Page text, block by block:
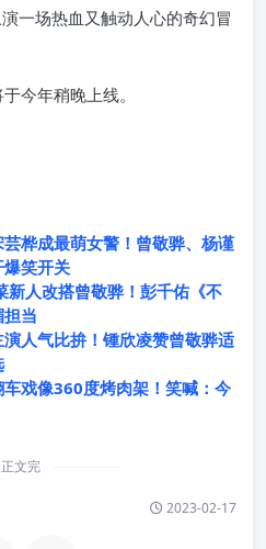
一场热血又触动人心的奇幻冒
今年稍晚上线。
芸桦成最萌女警！曾敬骅、杨谨
笑开关
新人改搭曾敬骅！彭千佑《不
当
演人气比拚！锺欣凌赞曾敬骅适
戏像360度烤肉架！笑喊：今
正文完
2023-02-17